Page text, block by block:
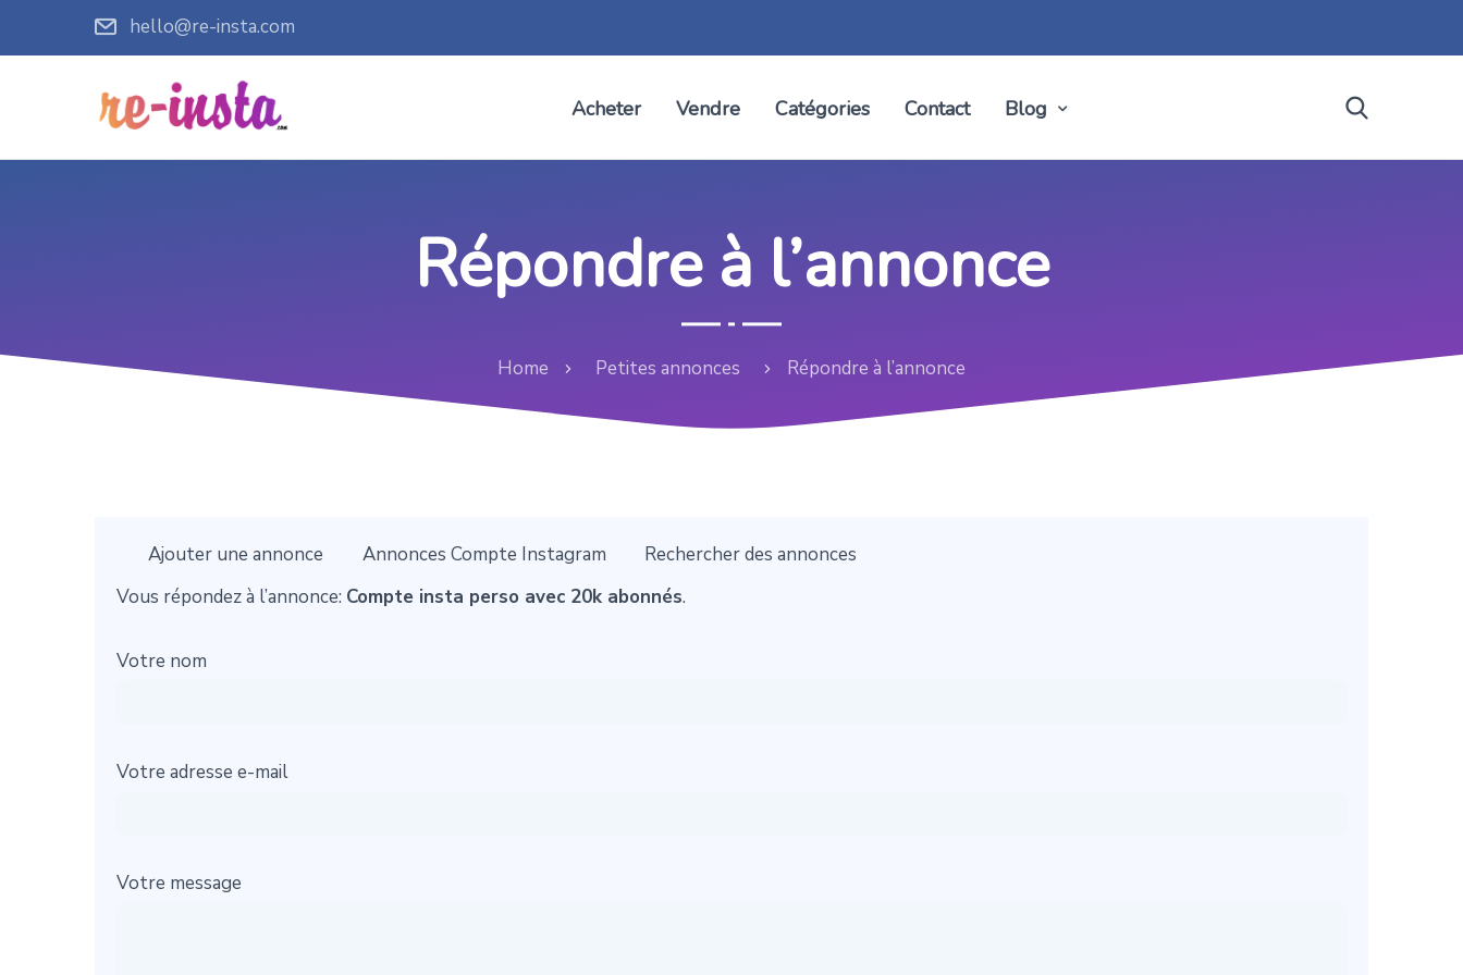
hello@re-insta.com
Acheter Vendre Catégories Contact Blog
Répondre à l’annonce
Home Petites annonces Répondre à l’annonce
Ajouter une annonce Annonces Compte Instagram
Rechercher des annonces
Vous répondez à l’annonce: Compte insta perso avec 20k abonnés.
Votre nom
Votre adresse e-mail
Votre message